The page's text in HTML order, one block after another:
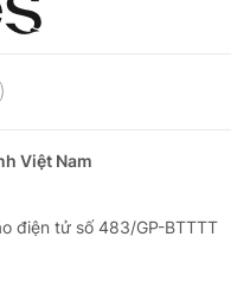
lòng Việt
mình bằng AI
Việt Nam
điện tử số 483/GP-BTTTT